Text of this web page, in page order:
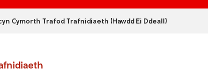
Cymorth Trafod Trafnidiaeth (Hawdd Ei Ddeall)